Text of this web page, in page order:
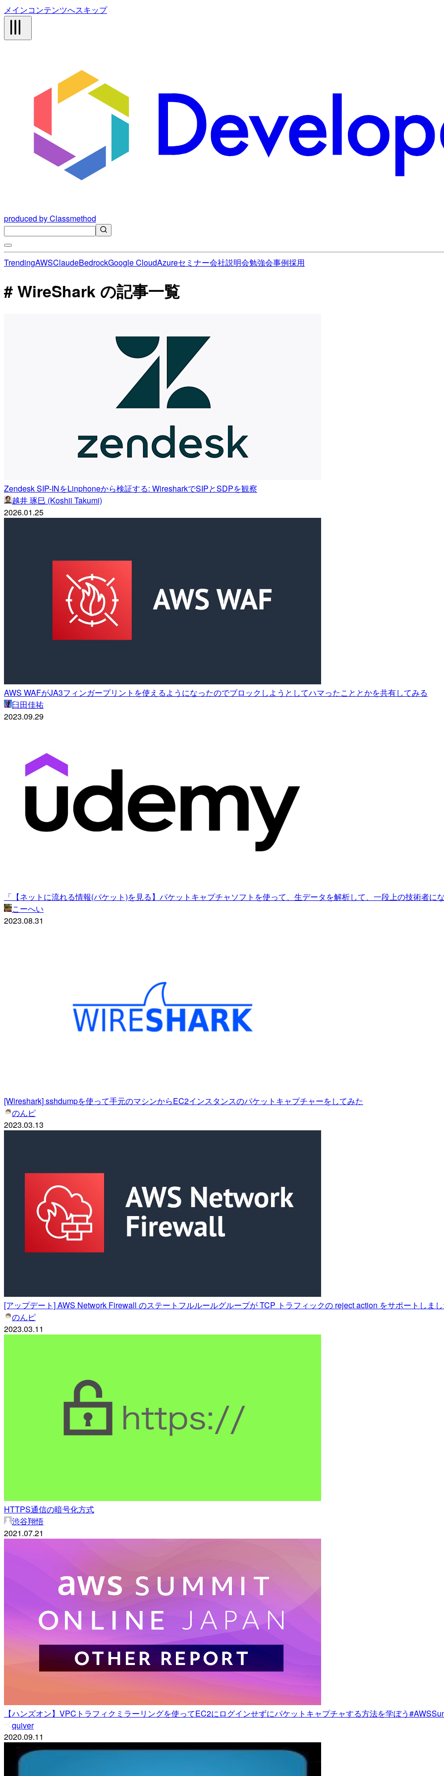
メインコンテンツへスキップ
produced by Classmethod
TrendingAWSClaudeBedrockGoogle CloudAzureセミナー会社説明会勉強会事例採用
# WireShark の記事一覧
Zendesk SIP-INをLinphoneから検証する: WiresharkでSIPとSDPを観察
越井 琢巳 (Koshii Takumi)
2026.01.25
AWS WAFがJA3フィンガープリントを使えるようになったのでブロックしようとしてハマったこととかを共有してみる
臼田佳祐
2023.09.29
「【ネットに流れる情報(パケット)を見る】パケットキャプチャソフトを使って、生データを解析して、一段上の技術者に
こーへい
2023.08.31
[Wireshark] sshdumpを使って手元のマシンからEC2インスタンスのパケットキャプチャーをしてみた
のんピ
2023.03.13
[アップデート] AWS Network Firewall のステートフルルールグループが TCP トラフィックの reject action をサポートしま
のんピ
2023.03.11
HTTPS通信の暗号化方式
渋谷翔悟
2021.07.21
【ハンズオン】VPCトラフィクミラーリングを使ってEC2にログインせずにパケットキャプチャする方法を学ぼう
quiver
2020.09.11